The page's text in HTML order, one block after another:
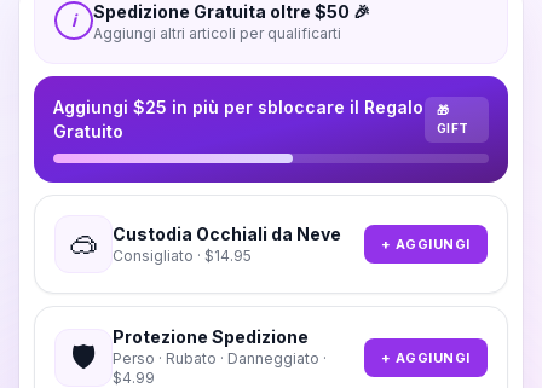
i Spedizione Gratuita oltre $50 🎉
Aggiungi altri articoli per qualificarti
Aggiungi $25 in più per sbloccare il Regalo
Gratuito
🎁
GIFT
🥽 Custodia Occhiali da Neve
Consigliato · $14.95
+ AGGIUNGI
🛡️
Protezione Spedizione
Perso · Rubato · Danneggiato ·
$4.99
+ AGGIUNGI